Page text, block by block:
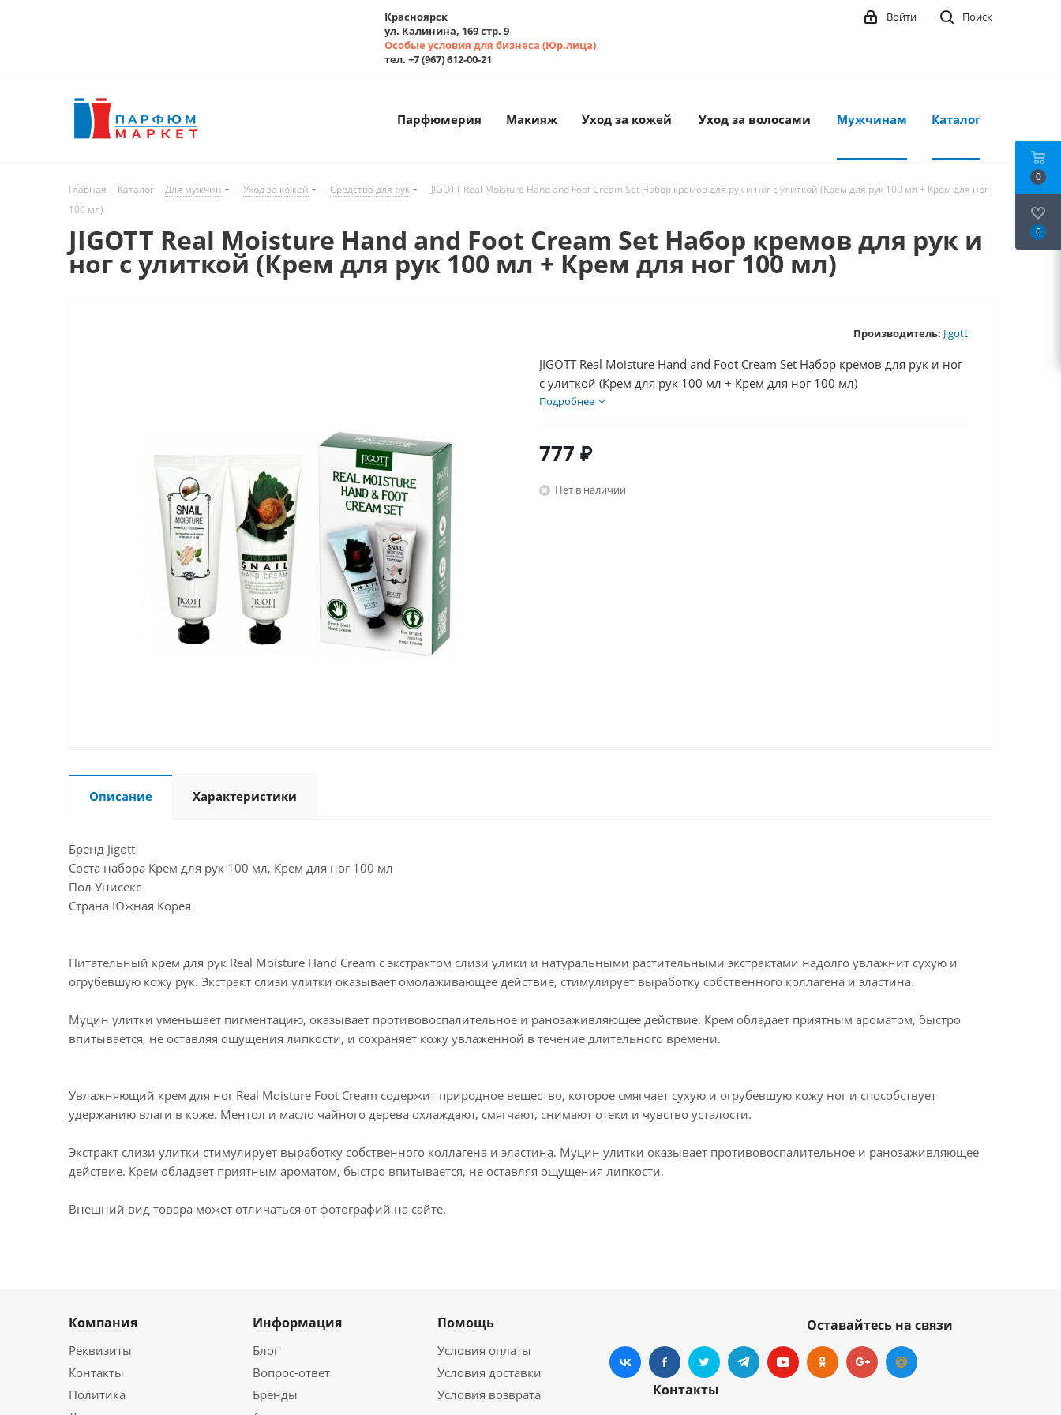
Красноярск
ул. Калинина, 169 стр. 9
Особые условия для бизнеса (Юр.лица)
тел. +7 (967) 612-00-21
Поиск
Войти
Парфюмерия Макияж Уход за кожей Уход за волосами Мужчинам Каталог
Главная - Каталог - Для мужчин - Уход за кожей - Средства для рук - JIGOTT Real Moisture Hand and Foot Cream Set Набор кремов для рук и ног с улиткой (Крем для рук 100 мл + Крем для ног
100 мл)
JIGOTT Real Moisture Hand and Foot Cream Set Набор кремов для рук и
ног с улиткой (Крем для рук 100 мл + Крем для ног 100 мл)
Производитель: Jigott
JIGOTT Real Moisture Hand and Foot Cream Set Набор кремов для рук и ног
с улиткой (Крем для рук 100 мл + Крем для ног 100 мл)
Подробнее
777 ₽
Нет в наличии
Описание Характеристики
Бренд Jigott
Соста набора Крем для рук 100 мл, Крем для ног 100 мл
Пол Унисекс
Страна Южная Корея
Питательный крем для рук Real Moisture Hand Cream с экстрактом слизи улики и натуральными растительными экстрактами надолго увлажнит сухую и
огрубевшую кожу рук. Экстракт слизи улитки оказывает омолаживающее действие, стимулирует выработку собственного коллагена и эластина.
Муцин улитки уменьшает пигментацию, оказывает противовоспалительное и ранозаживляющее действие. Крем обладает приятным ароматом, быстро
впитывается, не оставляя ощущения липкости, и сохраняет кожу увлаженной в течение длительного времени.
Увлажняющий крем для ног Real Moisture Foot Cream содержит природное вещество, которое смягчает сухую и огрубевшую кожу ног и способствует
удержанию влаги в коже. Ментол и масло чайного дерева охлаждают, смягчают, снимают отеки и чувство усталости.
Экстракт слизи улитки стимулирует выработку собственного коллагена и эластина. Муцин улитки оказывает противовоспалительное и ранозаживляющее
действие. Крем обладает приятным ароматом, быстро впитывается, не оставляя ощущения липкости.
Внешний вид товара может отличаться от фотографий на сайте.
Компания
Реквизиты
Контакты
Политика
Информация
Блог
Вопрос-ответ
Бренды
Помощь
Условия оплаты
Условия доставки
Условия возврата
Оставайтесь на связи
Контакты
0
0